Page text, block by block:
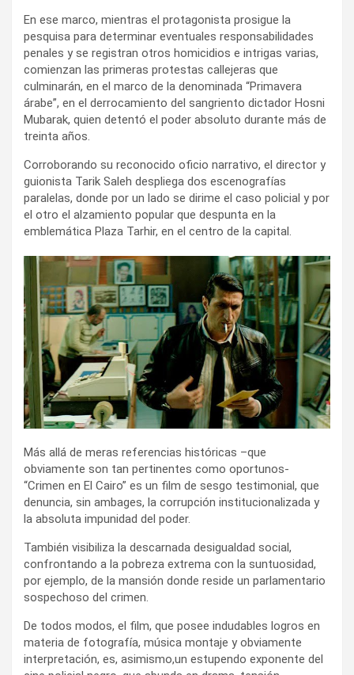
En ese marco, mientras el protagonista prosigue la
pesquisa para determinar eventuales responsabilidades
penales y se registran otros homicidios e intrigas varias,
comienzan las primeras protestas callejeras que
culminarán, en el marco de la denominada “Primavera
árabe”, en el derrocamiento del sangriento dictador Hosni
Mubarak, quien detentó el poder absoluto durante más de
treinta años.
Corroborando su reconocido oficio narrativo, el director y
guionista Tarik Saleh despliega dos escenografías
paralelas, donde por un lado se dirime el caso policial y por
el otro el alzamiento popular que despunta en la
emblemática Plaza Tarhir, en el centro de la capital.
Más allá de meras referencias históricas –que
obviamente son tan pertinentes como oportunos-
“Crimen en El Cairo” es un film de sesgo testimonial, que
denuncia, sin ambages, la corrupción institucionalizada y
la absoluta impunidad del poder.
También visibiliza la descarnada desigualdad social,
confrontando a la pobreza extrema con la suntuosidad,
por ejemplo, de la mansión donde reside un parlamentario
sospechoso del crimen.
De todos modos, el film, que posee indudables logros en
materia de fotografía, música montaje y obviamente
interpretación, es, asimismo,un estupendo exponente del